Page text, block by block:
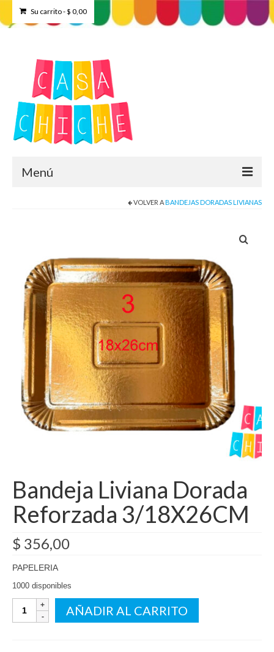
Su carrito-$ 0,00
Menú
Contacto
Como Registrarse
Finalizar compra
VOLVER ABANDEJAS DORADAS LIVIANAS
Bandeja Liviana Dorada
Reforzada 3/18X26CM
$ 356,00
PAPELERIA
1000 disponibles
Bandeja
Liviana
AÑADIR AL CARRITO